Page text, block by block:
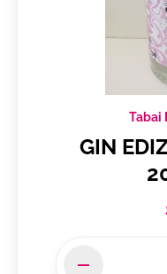
Tabai
GIN